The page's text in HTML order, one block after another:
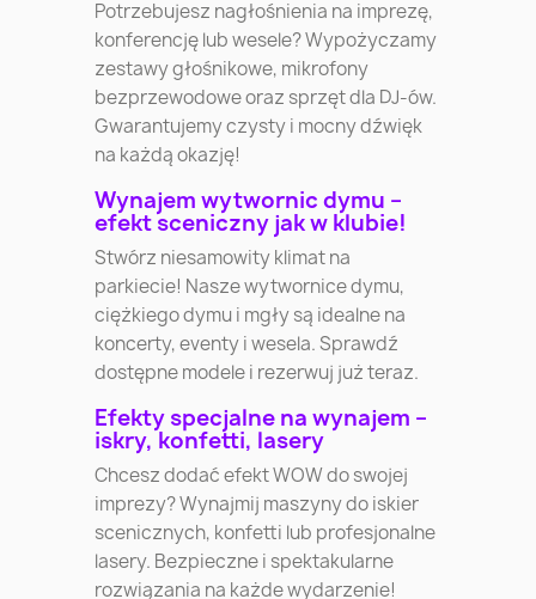
Potrzebujesz nagłośnienia na imprezę,
konferencję lub wesele? Wypożyczamy
zestawy głośnikowe, mikrofony
bezprzewodowe oraz sprzęt dla DJ-ów.
Gwarantujemy czysty i mocny dźwięk
na każdą okazję!
Wynajem wytwornic dymu –
efekt sceniczny jak w klubie!
Stwórz niesamowity klimat na
parkiecie! Nasze wytwornice dymu,
ciężkiego dymu i mgły są idealne na
koncerty, eventy i wesela. Sprawdź
dostępne modele i rezerwuj już teraz.
Efekty specjalne na wynajem –
iskry, konfetti, lasery
Chcesz dodać efekt WOW do swojej
imprezy? Wynajmij maszyny do iskier
scenicznych, konfetti lub profesjonalne
lasery. Bezpieczne i spektakularne
rozwiązania na każde wydarzenie!